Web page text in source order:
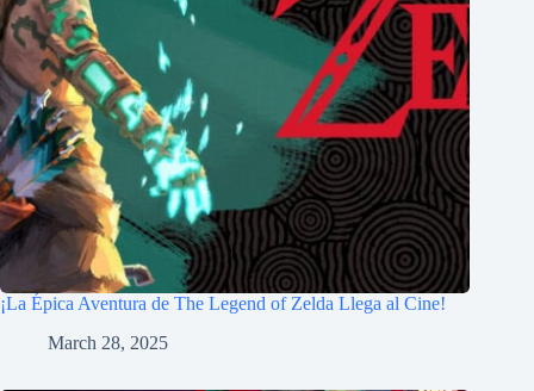
¡La Épica Aventura de The Legend of Zelda Llega al Cine!
March 28, 2025